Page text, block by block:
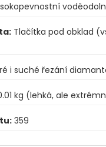
Tlačítka pod obklad
i suché řezání
kg (lehká, ale
359